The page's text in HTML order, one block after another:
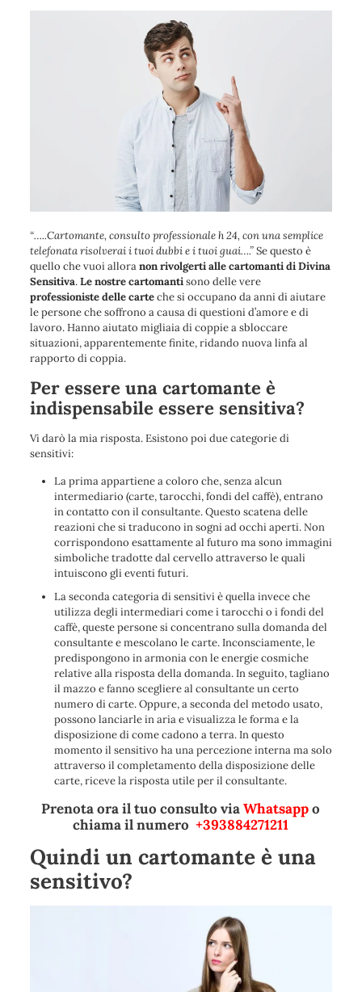
“…..Cartomante, consulto professionale h 24, con una semplice
telefonata risolverai i tuoi dubbi e i tuoi guai….”Se questo è
quello che vuoi alloranon rivolgerti alle cartomanti di Divina
Sensitiva.Le nostre cartomantisono delle vere
professioniste delle carteche si occupano da anni diaiutare
le persone che soffrono a causa di questioni d’amore e di
lavoro. Hanno aiutato migliaia di coppie a sbloccare
situazioni, apparentemente finite, ridando nuova linfa al
rapporto di coppia.
Per essere una cartomante è
indispensabile essere sensitiva?
Vi darò la mia risposta. Esistono poi due categorie di
sensitivi:
La prima appartiene a coloro che, senza alcun
intermediario (carte, tarocchi, fondi del caffè), entrano
in contatto con il consultante. Questo scatena delle
reazioni che si traducono in sogni ad occhi aperti. Non
corrispondono esattamente al futuro ma sono immagini
simboliche tradotte dal cervello attraverso le quali
intuiscono gli eventi futuri.
La seconda categoria di sensitivi è quella invece che
utilizza degli intermediari come i tarocchi o i fondi del
caffè, queste persone si concentrano sulla domanda del
consultante e mescolano le carte. Inconsciamente, le
predispongono in armonia con le energie cosmiche
relative alla risposta della domanda. In seguito, tagliano
il mazzo e fanno scegliere al consultante un certo
numero di carte. Oppure, a seconda del metodo usato,
possono lanciarle in aria e visualizza le forma e la
disposizione di come cadono a terra. In questo
momento il sensitivo ha una percezione interna ma solo
attraverso il completamento della disposizione delle
carte, riceve la risposta utile per il consultante.
Prenota ora il tuo consulto viaWhatsappo
chiama il numero+393884271211
Quindi un cartomante è una
sensitivo?